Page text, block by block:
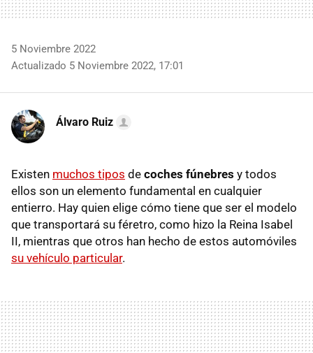
5 Noviembre 2022
Actualizado 5 Noviembre 2022, 17:01
Álvaro Ruiz
Existen muchos tipos de coches fúnebres y todos
ellos son un elemento fundamental en cualquier
entierro. Hay quien elige cómo tiene que ser el modelo
que transportará su féretro, como hizo la Reina Isabel
II, mientras que otros han hecho de estos automóviles
su vehículo particular.